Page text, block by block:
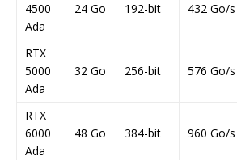
4500
Ada
24 Go 192-bit 432 Go/s
RTX
5000
Ada
32 Go 256-bit 576 Go/s
RTX
6000
Ada
48 Go 384-bit 960 Go/s